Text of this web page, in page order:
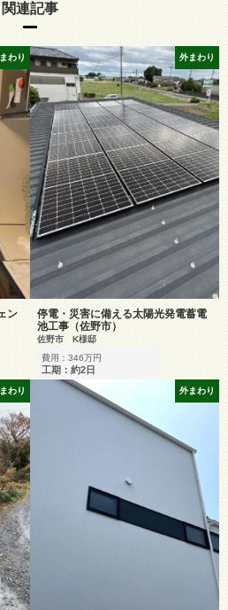
関連記事
わり
ン
外まわり
停電・災害に備える太陽光発電蓄電
池工事（佐野市）
佐野市 K様邸
費用：346万円
工期：約2日
わり 外まわり